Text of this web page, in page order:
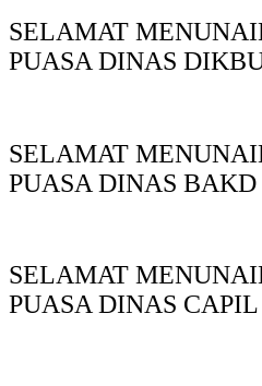
SELAMAT
PUASA DINAS
SELAMAT
PUASA DINAS
SELAMAT
PUASA DINAS CAPIL